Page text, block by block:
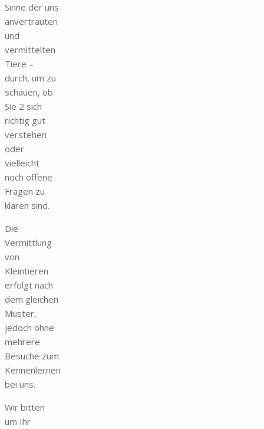
Sinne der uns
anvertrauten
und
vermittelten
Tiere –
durch, um zu
schauen, ob
Sie 2 sich
richtig gut
verstehen
oder
vielleicht
noch offene
Fragen zu
klären sind.
Die
Vermittlung
von
Kleintieren
erfolgt nach
dem gleichen
Muster,
jedoch ohne
mehrere
Besuche zum
Kennenlernen
bei uns.
Wir bitten
um Ihr